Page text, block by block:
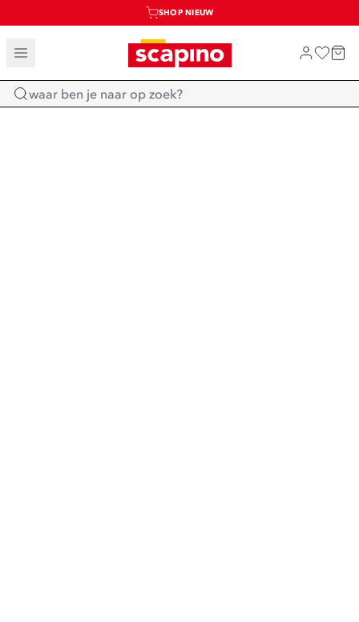
TOT 70% KORTING OP SALE
SALE: LAATSTE KANS!
SHOP NIEUW
Home